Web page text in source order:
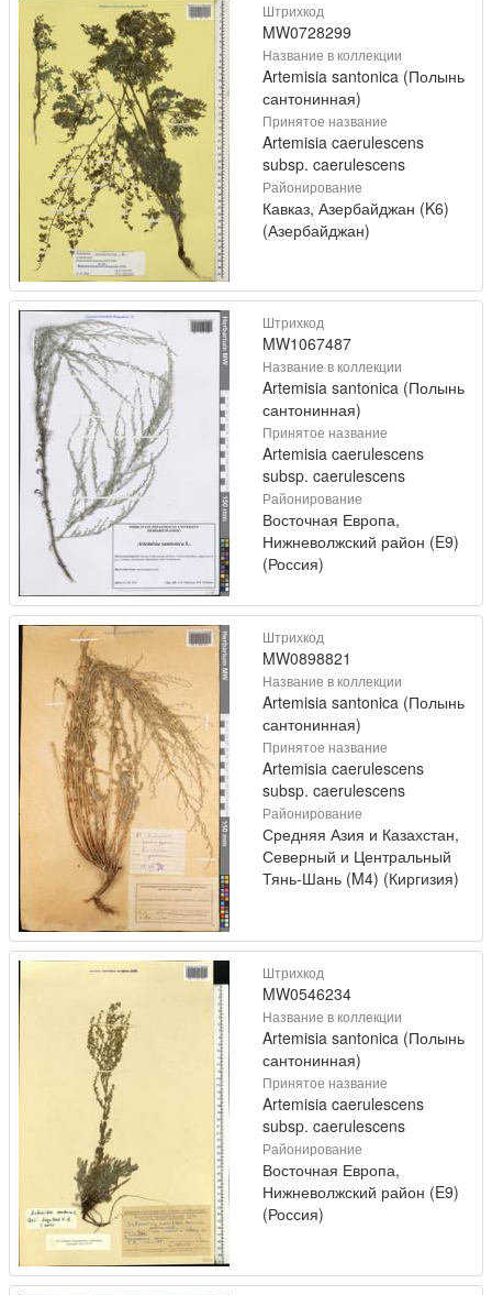
Штрихкод
MW0728299
Название в коллекции
Artemisia santonica (Полынь
сантонинная)
Принятое название
Artemisia caerulescens
subsp. caerulescens
Районирование
Кавказ, Азербайджан (K6)
(Азербайджан)
Штрихкод
MW1067487
Название в коллекции
Artemisia santonica (Полынь
сантонинная)
Принятое название
Artemisia caerulescens
subsp. caerulescens
Районирование
Восточная Европа,
Нижневолжский район (E9)
(Россия)
Штрихкод
MW0898821
Название в коллекции
Artemisia santonica (Полынь
сантонинная)
Принятое название
Artemisia caerulescens
subsp. caerulescens
Районирование
Средняя Азия и Казахстан,
Северный и Центральный
Тянь-Шань (M4) (Киргизия)
Штрихкод
MW0546234
Название в коллекции
Artemisia santonica (Полынь
сантонинная)
Принятое название
Artemisia caerulescens
subsp. caerulescens
Районирование
Восточная Европа,
Нижневолжский район (E9)
(Россия)